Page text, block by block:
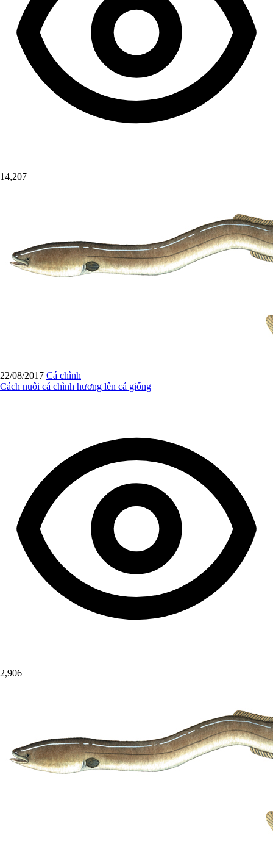
14,207
22/08/2017 Cá chình
Cách nuôi cá chình hương lên cá giống
2,906